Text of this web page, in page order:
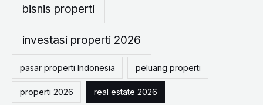
f
r
bisnis properti
investasi properti 2026
pasar properti Indonesia peluang properti
properti 2026 real estate 2026